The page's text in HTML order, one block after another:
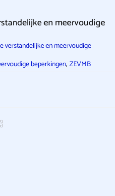
en meervoudige
verstandelijke en meervoudige
beperkingen, ZEVMB